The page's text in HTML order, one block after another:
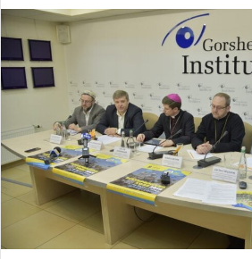
l
n
X
d
a
m
a
i
l